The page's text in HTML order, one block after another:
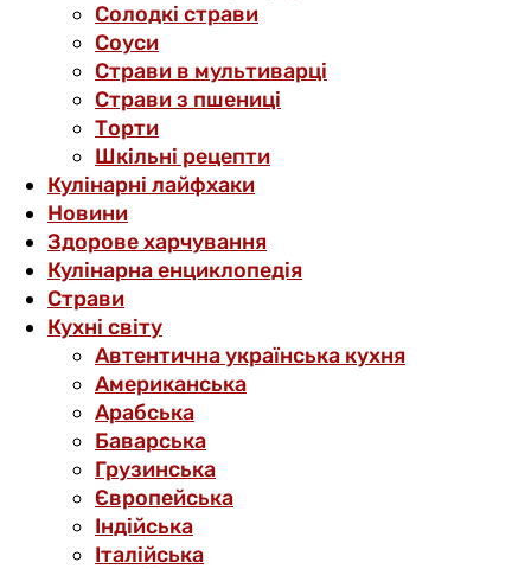
Солодкі страви
Соуси
Страви в мультиварці
Страви з пшениці
Торти
Шкільні рецепти
Кулінарні лайфхаки
Новини
Здорове харчування
Кулінарна енциклопедія
Страви
Кухні світу
Автентична українська кухня
Американська
Арабська
Баварська
Грузинська
Європейська
Індійська
Італійська